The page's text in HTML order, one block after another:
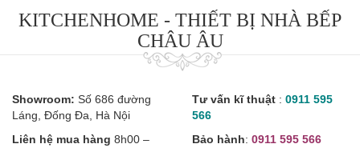
KITCHENHOME - THIẾT BỊ NHÀ BẾP
CHÂU ÂU
Showroom: Số 686 đường
Láng, Đống Đa, Hà Nội
Liên hệ mua hàng 8h00 –
Tư vấn kĩ thuật : 0911 595
566
Bảo hành: 0911 595 566